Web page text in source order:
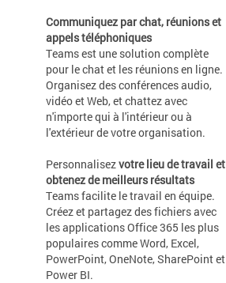
Communiquez par chat, réunions et
appels téléphoniques
Teams est une solution complète
pour le chat et les réunions en ligne.
Organisez des conférences audio,
vidéo et Web, et chattez avec
n'importe qui à l'intérieur ou à
l'extérieur de votre organisation.
Personnalisezvotre lieu de travail et
obtenez de meilleurs résultats
Teams facilite le travail en équipe.
Créez et partagez des fichiers avec
les applications Office 365 les plus
populaires comme Word, Excel,
PowerPoint, OneNote, SharePoint et
Power BI.